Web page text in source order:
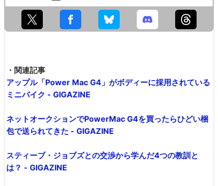
・関連記事
アップル「Power Mac G4」がボディーに採用されている
ミニバイク - GIGAZINE
ネットオークションでPowerMac G4を買ったらひどい梱
包で送られてきた - GIGAZINE
スティーブ・ジョブズとの交渉から学んだ4つの教訓と
は？ - GIGAZINE